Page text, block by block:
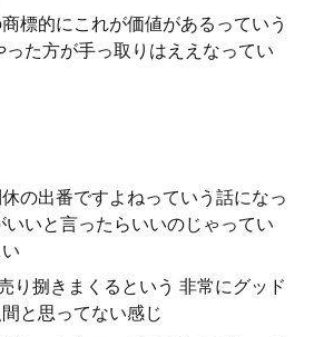
標的にこれが価値があるっていう
た方が手っ取りはええなってい
の出番ですよねっていう話になっ
いと言ったらいいのじゃってい
り捌きまくるという 非常にグッド
と思ってない感じ